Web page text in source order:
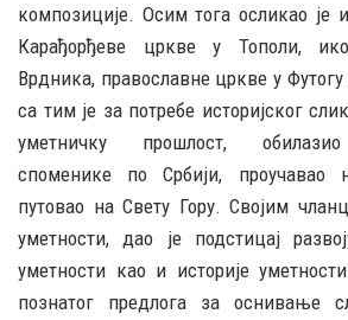
композиције. Осим тога осликао је
Карађорђеве цркве у Тополи,
Врдника, православне цркве у
са тим је за потребе историјског
уметничку прошлост,
споменике по Србији,
путовао на Свету Гору. Својим
уметности, дао је подстицај
уметности као и историје
познатог предлога за оснивање